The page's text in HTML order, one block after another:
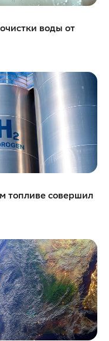
воды от
топливе совершил